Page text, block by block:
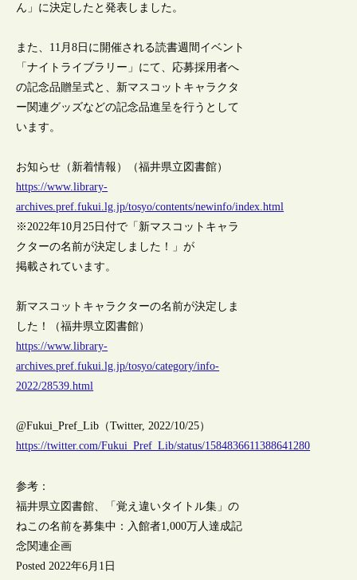
ん」に決定したと発表しました。
また、11月8日に開催される読書週間イベント
「ナイトライブラリー」にて、応募採用者へ
の記念品贈呈式と、新マスコットキャラクタ
ー関連グッズなどの記念品進呈を行うとして
います。
お知らせ（新着情報）（福井県立図書館）
https://www.library-
archives.pref.fukui.lg.jp/tosyo/contents/newinfo/index.html
※2022年10月25日付で「新マスコットキャラ
クターの名前が決定しました！」が
掲載されています。
新マスコットキャラクターの名前が決定しま
した！（福井県立図書館）
https://www.library-
archives.pref.fukui.lg.jp/tosyo/category/info-
2022/28539.html
@Fukui_Pref_Lib（Twitter, 2022/10/25）
https://twitter.com/Fukui_Pref_Lib/status/1584836611388641280
参考：
福井県立図書館、「覚え違いタイトル集」の
ねこの名前を募集中：入館者1,000万人達成記
念関連企画
Posted 2022年6月1日